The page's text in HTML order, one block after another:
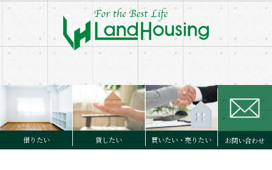
借りたい 貸したい 買いたい・売りたい お問い合わせ
Copyright © LandHousing. Co.,Ltd. All Rights Reserved.